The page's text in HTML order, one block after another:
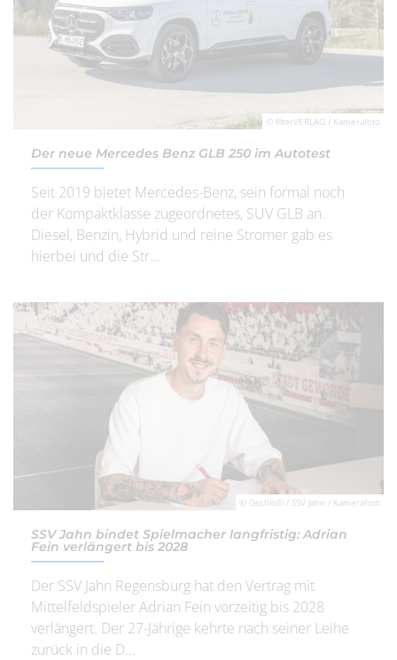
© filterVERLAG / Kamerafoto
Der neue Mercedes Benz GLB 250 im Autotest
Seit 2019 bietet Mercedes-Benz, sein formal noch
der Kompaktklasse zugeordnetes, SUV GLB an.
Diesel, Benzin, Hybrid und reine Stromer gab es
hierbei und die Str...
© Gschlößl / SSV Jahn / Kamerafoto
SSV Jahn bindet Spielmacher langfristig: Adrian
Fein verlängert bis 2028
Der SSV Jahn Regensburg hat den Vertrag mit
Mittelfeldspieler Adrian Fein vorzeitig bis 2028
verlängert. Der 27-Jährige kehrte nach seiner Leihe
zurück in die D...